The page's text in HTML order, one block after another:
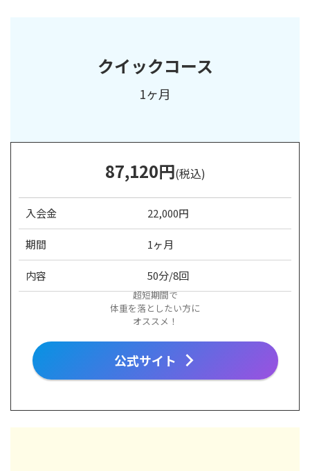
クイックコース
1ヶ月
87,120円(税込)
入会金 22,000円
期間 1ヶ月
内容 50分/8回
超短期間で
体重を落としたい方に
オススメ！
公式サイト